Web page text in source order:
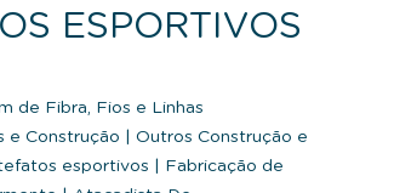
ESPORTIVOS
de Fibra, Fios e Linhas
e Construção
Outros Construção e
esportivos
Fabricação de